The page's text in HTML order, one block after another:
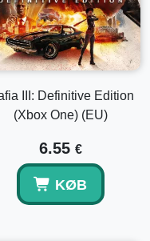
III: Definitive Edition
(Xbox One) (EU)
6.55 €
KØB